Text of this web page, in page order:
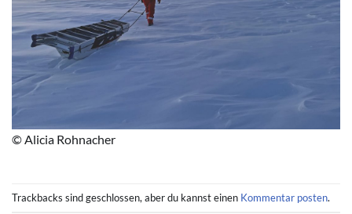
© Alicia Rohnacher
Trackbacks sind geschlossen, aber du kannst einen Kommentar posten.